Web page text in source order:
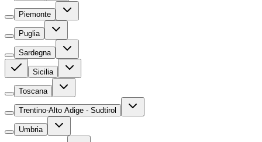
Piemonte
Puglia
Sardegna
Sicilia
Toscana
Trentino-Alto Adige - Sudtirol
Umbria